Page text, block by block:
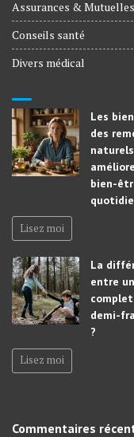
Assurances & Mutuelles
Conseils santé
Divers médical
Les
des
bien-
Lisez moi
La
entre
demi-
?
Lisez moi
Commentaires